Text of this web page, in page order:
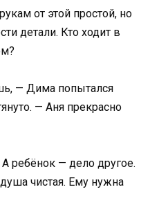
от этой простой, но
детали. Кто ходит в
— Дима попытался
— Аня прекрасно
ребёнок — дело другое.
чистая. Ему нужна